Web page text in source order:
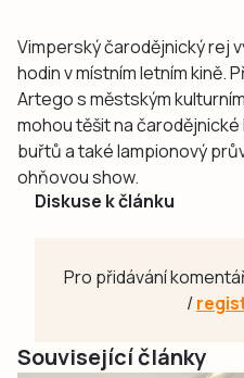
Vimperský čarodějnický rej
hodin v místním letním kině.
Artego s městským
mohou těšit na
buřtů a také lampionový
ohňovou show.
Diskuse k článku
Pro přidávání
/
Související články